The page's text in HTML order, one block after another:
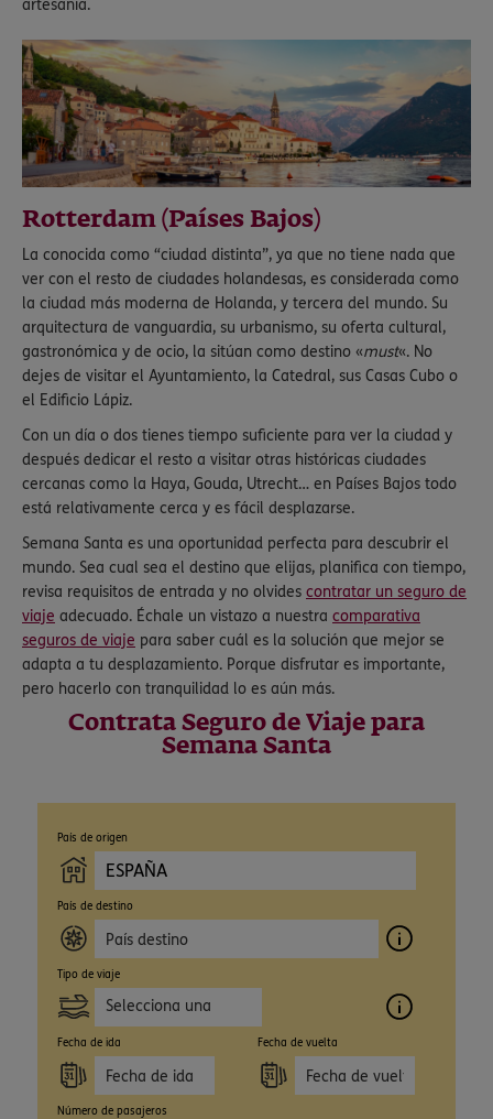
artesanía.
Rotterdam (Países Bajos)
La conocida como “ciudad distinta”, ya que no tiene nada que
ver con el resto de ciudades holandesas, es considerada como
la ciudad más moderna de Holanda, y tercera del mundo. Su
arquitectura de vanguardia, su urbanismo, su oferta cultural,
gastronómica y de ocio, la sitúan como destino «must«. No
dejes de visitar el Ayuntamiento, la Catedral, sus Casas Cubo o
el Edificio Lápiz.
Con un día o dos tienes tiempo suficiente para ver la ciudad y
después dedicar el resto a visitar otras históricas ciudades
cercanas como la Haya, Gouda, Utrecht… en Países Bajos todo
está relativamente cerca y es fácil desplazarse.
Semana Santa es una oportunidad perfecta para descubrir el
mundo. Sea cual sea el destino que elijas, planifica con tiempo,
revisa requisitos de entrada y no olvides contratar un seguro de
viaje adecuado. Échale un vistazo a nuestra comparativa
seguros de viaje para saber cuál es la solución que mejor se
adapta a tu desplazamiento. Porque disfrutar es importante,
pero hacerlo con tranquilidad lo es aún más.
Contrata Seguro de Viaje para
Semana Santa
País de origen
País de destino
Tipo de viaje
Selecciona una
opción
Fecha de ida Fecha de vuelta
Número de pasajeros